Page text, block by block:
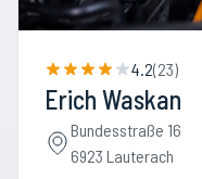
4.2(23)
Erich Waskan
Bundesstraße 16
6923 Lauterach